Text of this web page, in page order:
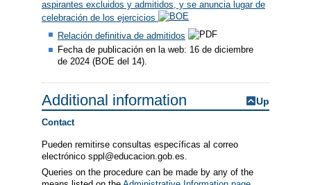
aspirantes excluidos y admitidos, y se anuncia lugar de
celebración de los ejercicios
Relación definitiva de admitidos
Fecha de publicación en la web: 16 de diciembre
de 2024 (BOE del 14).
Additional information Up
Contact
Pueden remitirse consultas específicas al correo
electrónico sppl@educacion.gob.es.
Queries on the procedure can be made by any of the